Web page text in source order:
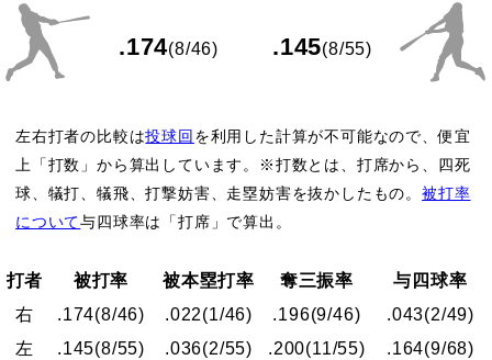
.174(8/46) .145(8/55)
左右打者の比較は投球回 を利用した計算が不可能なので、便宜
上「打数」から算出しています。※打数とは、打席から、四死
球、犠打、犠飛、打撃妨害、走塁妨害を抜かしたもの。被打率
について与四球率は「打席」で算出。
打者 被打率 被本塁打率 奪三振率
与四球率
右
.174(8/46) .022(1/46) .196(9/46) .043(2/49)
左
.145(8/55) .036(2/55) .200(11/55) .164(9/68)